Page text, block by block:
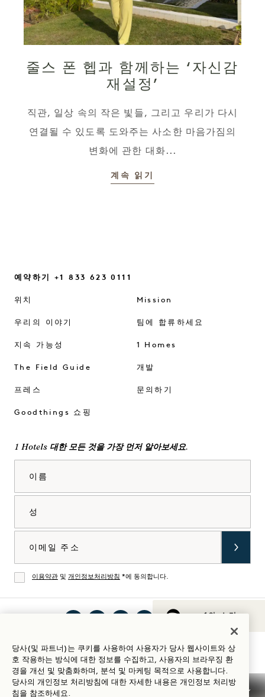
줄스 폰 헵과 함께하는 ‘자신감
재설정’
직관, 일상 속의 작은 빛들, 그리고 우리가 다시
연결될 수 있도록 도와주는 사소한 마음가짐의
변화에 관한 대화...
계속 읽기
1의 소리
예약하기 +1 833 623 0111
위치
우리의 이야기
지속 가능성
The Field Guide
프레스
Goodthings 쇼핑
Mission
팀에 합류하세요
1 Homes
개발
문의하기
1 Hotels 대한 모든 것을 가장 먼저 알아보세요.
동의
이용약관 및 개인정보처리방침 *에 동의합니다.
타그
램에
서 1
에서
1
Hotels
스북
에서
1
브에
서 1
Hotels
드인
에서
1
에서
1
Hotels
숙박 가이드
당사(및 파트너)는 쿠키를 사용하여 사용자가 당사 웹사이트와 상
호 작용하는 방식에 대한 정보를 수집하고, 사용자의 브라우징 환
경을 개선 및 맞춤화하며, 분석 및 마케팅 목적으로 사용합니다.
당사의 개인정보 처리방침에 대한 자세한 내용은 개인정보 처리방
침을 참조하세요.